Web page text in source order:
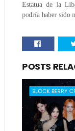
Estatua de la
podría haber sido
POSTS
BLOCK BERRY